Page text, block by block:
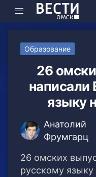
Образование
26
написали
языку
Анатолий
Фрумгарц
26 омских
русскому языку